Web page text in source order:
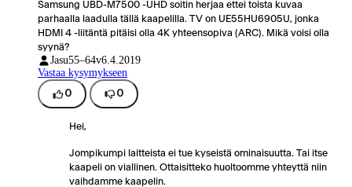
Samsung UBD-M7500 -UHD soitin herjaa ettei toista kuvaa
parhaalla laadulla tällä kaapelilla. TV on UE55HU6905U, jonka
HDMI 4 -liitäntä pitäisi olla 4K yhteensopiva (ARC). Mikä voisi olla
syynä?
Jasu55–64v6.4.2019
Vastaa kysymykseen
0 0
Hei,
Jompikumpi laitteista ei tue kyseistä ominaisuutta. Tai itse
kaapeli on viallinen. Ottaisitteko huoltoomme yhteyttä niin
vaihdamme kaapelin.